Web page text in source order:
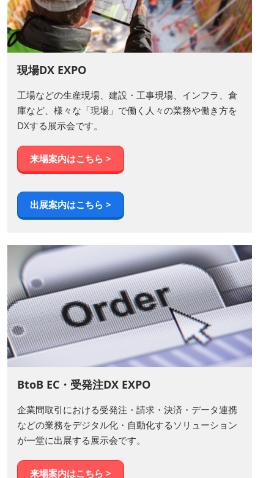
現場DX EXPO
工場などの生産現場、建設・工事現場、インフラ、倉
庫など、様々な「現場」で働く人々の業務や働き方を
DXする展示会です。
来場案内はこちら >
出展案内はこちら >
BtoB EC・受発注DX EXPO
企業間取引における受発注・請求・決済・データ連携
などの業務をデジタル化・自動化するソリューション
が一堂に出展する展示会です。
来場案内はこちら >